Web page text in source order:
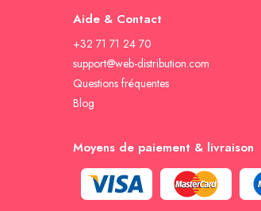
Aide & Contact
+32 71 71 24 70
support@web-distribution.com
Questions fréquentes
Blog
Moyens de paiement & livraison